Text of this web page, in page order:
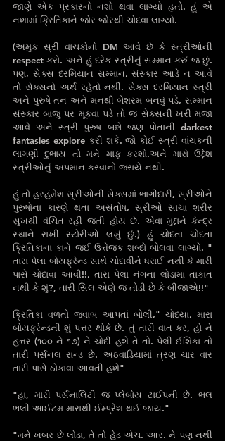
જાણે એક પ્રકારનો નશો થવા લાગ્યો હતો. હું એ
નશામાં ક્રિતિકાને જોર જોરથી ચોદવા લાગ્યો.
(અમુક સ્રી વાચકોનો DM આવે છે કે સ્ત્રીઓની
respect કરો. અને હું દરેક સ્ત્રીનું સમ્માન કરું જ છું.
પણ, સેક્સ દરમિયાન સમ્માન, સંસ્કાર આડે ન આવે
તો સેક્સનો અર્થ રહેતો નથી. સેક્સ દરમિયાન સ્ત્રી
અને પુરુષે તન અને મનથી બેશરમ બનવું પડે, સમ્માન
સંસ્કાર બાજુ પર મૂકવા પડે તો જ સેક્સની ખરી મજા
આવે અને સ્ત્રી પુરુષ બન્ને જણ પોતાની darkest
fantasies explore કરી શકે. જો કોઈ સ્ત્રી વાંચકની
લાગણી દુભાય તો મને માફ કરશો.અને મારો ઉદ્દેશ
સ્ત્રીઓનું અપમાન કરવાનો જરાયે નથી.
હું તો હરહંમેશ સ્રીઓની સેક્સમાં ભાગીદારી, સ્રીઓને
પુરુષોના કારણે થતા અસંતોષ, સ્રીઓ સાચા શરીર
સુખથી વંચિત રહી જતી‌ હોય છે. એવા મુદ્દાને કેન્દ્ર
સ્થાને રાખી સ્ટોરીઓ લખું છું.) હું ચોદતા ચોદતા
ક્રિતિકાના કાને જઈ ઉત્તેજક શબ્દો બોલવા લાગ્યો. "
તારા પેલા બોયફ્રેન્ડ સાથે ચોદાવીને ધરાઈ નથી કે મારી
પાસે ચોદાવા આવી!!, તારા પેલા નંગના લોડામા તાકાત
નથી કે શું?, તારી‌ સિલ એણે જ તોડી છે કે બીજાએ!!"
ક્રિતિકા વળતો જવાબ આપતાં બોલી," ચોદયા, મારા
બોયફ્રેન્ડની શું પત્તર થોકે છે. તું તારી વાત કર, હો ને
હત્તર (૧૦૦ ને ૧૭) ને ચોદી‌ હશે તે‌ તો. પેલી ઈશિકા તો
તારી પર્સનલ રાન્ડ છે. અઠવાડિયામાં ત્રણ ચાર વાર
તારી પાસે ઠોકાવા આવતી હશે"
"હા, મારી પર્સનાલિટી જ પ્લેબોય ટાઈપની છે. ભલ
ભલી આઈટમ મારાથી ઈમ્પ્રેશ થઈ જાય."
"મને ખબર છે લોડા, તે તો હેડ એચ. આર. ને પણ નથી